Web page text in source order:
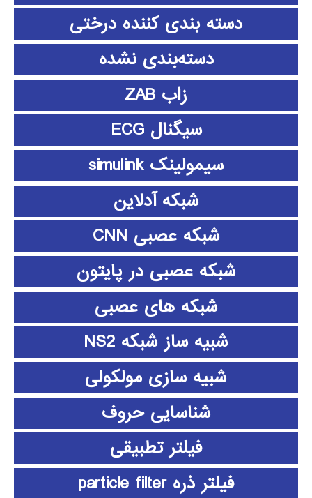
دسته بندی کننده درختی
دسته‌بندی نشده
زاب ZAB
سیگنال ECG
سیمولینک simulink
شبکه آدلاین
شبکه عصبی CNN
شبکه عصبی در پایتون
شبکه های عصبی
شبیه ساز شبکه NS2
شبیه سازی مولکولی
شناسایی حروف
فیلتر تطبیقی
فیلتر ذره particle filter